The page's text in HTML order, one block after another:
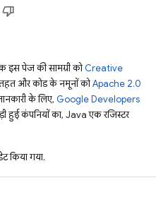
पेज की सामग्री कोCreative
और कोड के नमूनों कोApache 2.0
के लिए, Google Developers
कंपनियों का, Java एक रजिस्टर
किया गया.